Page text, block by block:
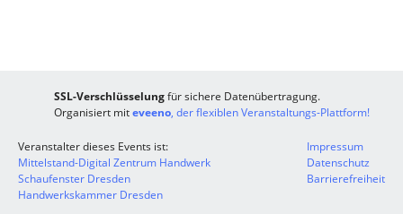
SSL-Verschlüsselungfür sichere Datenübertragung.
Organisiert miteveeno, der flexiblen Veranstaltungs-Plattform!
Veranstalter dieses Events ist:
Mittelstand-Digital Zentrum Handwerk
Schaufenster Dresden
Handwerkskammer Dresden
Impressum
Datenschutz
Barrierefreiheit